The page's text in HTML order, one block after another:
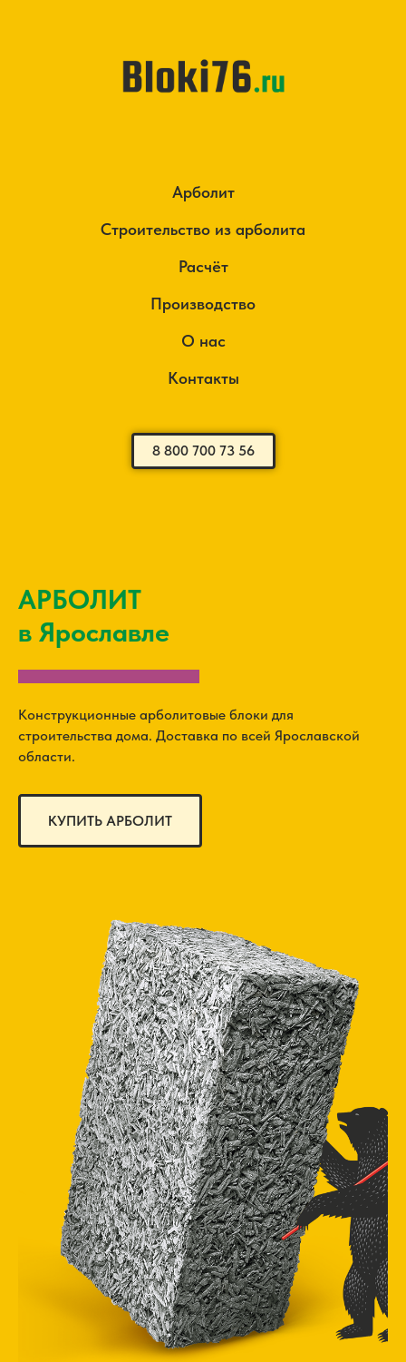
Арболит
Строительство из арболита
Расчёт
Производство
О нас
Контакты
8 800 700 73 56
АРБОЛИТ
в Ярославле
Конструкционные арболитовые блоки для
строительства дома. Доставка по всей Ярославской
области.
КУПИТЬ АРБОЛИТ